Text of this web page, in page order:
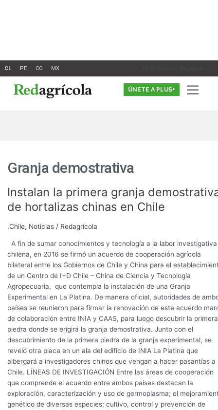
Inicia Sesión o Registrate
ÚNETE A PLUS+
Granja demostrativa
Instalan la primera granja
de hortalizas chinas en Chile
.Chile, Noticias / Redagrícola
A fin de sumar conocimientos y tecnología a la labor investigativa
chilena, en 2016 se firmó un acuerdo de cooperación agrícola
bilateral entre los Gobiernos de Chile y China para el
de un Centro de I+D Chile – China de Ciencia y Tecnología
Agropecuaria, que contempla la instalación de una Granja
Experimental en La Platina. De manera oficial, autoridades de
países se reunieron para firmar la renovación de este acuerdo
de colaboración entre INIA y CAAS, para luego descubrir la primera
piedra donde se erigirá la granja demostrativa. Junto con el
descubrimiento de la primera piedra de la granja experimental, se
reveló otra placa en un ala del edificio de INIA La Platina que
albergará a investigadores chinos que vengan a hacer pasantías a
Chile. LÍNEAS DE INVESTIGACIÓN Entre las áreas de cooperación
que comprende el acuerdo entre ambos países destacan la
exploración, caracterización y uso de germoplasma; el
genético de diversas especies; cultivo, control y prevención de
Instalan
primera
granja
demostrativa
de
hortalizas
chinas
en
Chile